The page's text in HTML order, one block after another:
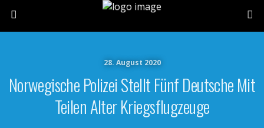
28. August 2020
Norwegische Polizei Stellt Fünf Deutsche Mit
Teilen Alter Kriegsflugzeuge